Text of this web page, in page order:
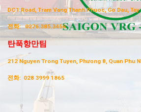
DC1 Road, Tram Vang Thanh Phuoc, Go Dau, Tay
전화: 0276.385.3456
탄푹항만팀
212 Nguyen Trong Tuyen, Phưong 8, Quan Phu
전화: 028 3999 1865